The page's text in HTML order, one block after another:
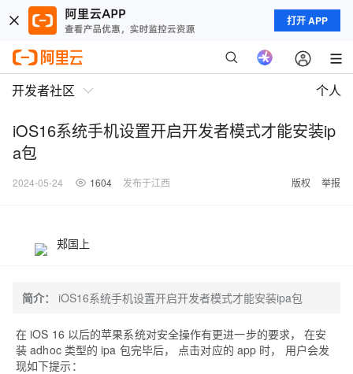
打开 APP
开发者社区 个人
iOS16系统手机设置开启开发者模式才能安装ip
a包
2024-05-24 1604 发布于江西 版权 举报
郏国上
简介： iOS16系统手机设置开启开发者模式才能安装ipa包
在 iOS 16 以后的苹果系统对安全操作有更进一步的要求， 在安
装 adhoc 类型的 ipa 包完毕后， 点击对应的 app 时， 用户会发
现如下提示：